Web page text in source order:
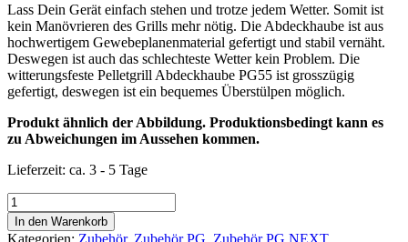
Lass Dein Gerät einfach stehen und trotze jedem Wetter. Somit ist
kein Manövrieren des Grills mehr nötig. Die Abdeckhaube ist aus
hochwertigem Gewebeplanenmaterial gefertigt und stabil vernäht.
Deswegen ist auch das schlechteste Wetter kein Problem. Die
witterungsfeste Pelletgrill Abdeckhaube PG55 ist grosszügig
gefertigt, deswegen ist ein bequemes Überstülpen möglich.
Produkt ähnlich der Abbildung. Produktionsbedingt kann es
zu Abweichungen im Aussehen kommen.
Lieferzeit: ca. 3 - 5 Tage
Witterungsfeste
Pelletgrill
Abdeckhaube
In den Warenkorb
Kategorien: Zubehör, Zubehör PG, Zubehör PG NEXT